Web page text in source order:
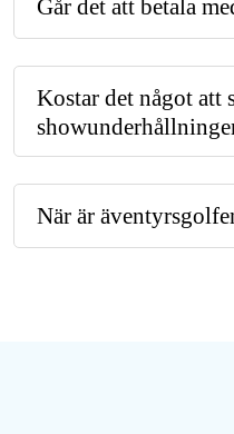
Går det att betala
Kostar det något att
När är